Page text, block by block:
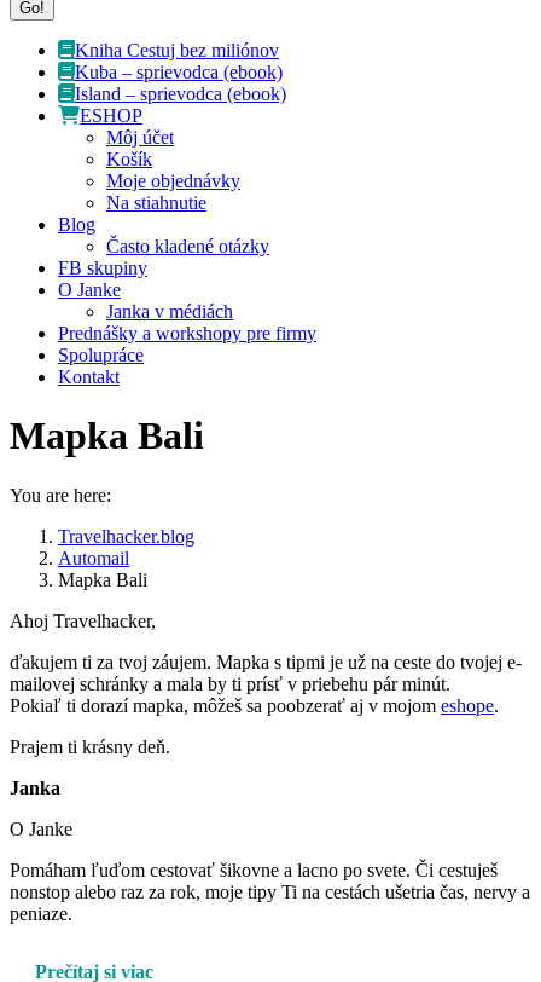
Kniha Cestuj bez miliónov
Kuba – sprievodca (ebook)
Island – sprievodca (ebook)
ESHOP
Môj účet
Košík
Moje objednávky
Na stiahnutie
Blog
Často kladené otázky
FB skupiny
O Janke
Janka v médiách
Prednášky a workshopy pre firmy
Spolupráce
Kontakt
Mapka Bali
You are here:
Travelhacker.blog
Automail
Mapka Bali
Ahoj Travelhacker,
ďakujem ti za tvoj záujem. Mapka s tipmi je už na ceste do tvojej e-
mailovej schránky a mala by ti prísť v priebehu pár minút.
Pokiaľ ti dorazí mapka, môžeš sa poobzerať aj v mojom eshope.
Prajem ti krásny deň.
Janka
O Janke
Pomáham ľuďom cestovať šikovne a lacno po svete. Či cestuješ
nonstop alebo raz za rok, moje tipy Ti na cestách ušetria čas, nervy a
peniaze.
Prečítaj si viac